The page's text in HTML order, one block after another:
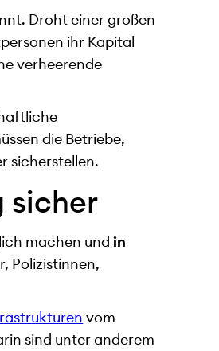
Droht einer großen
ihr Kapital
verheerende
die Betriebe,
sicherstellen.
sicher
machen undin
Polizistinnen,
vom
sind unter anderem